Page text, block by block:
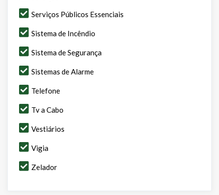
Serviços Públicos Essenciais
Sistema de Incêndio
Sistema de Segurança
Sistemas de Alarme
Telefone
Tv a Cabo
Vestiários
Vigia
Zelador